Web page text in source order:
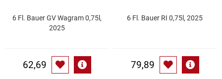
6 Fl. Bauer GV Wagram 0,75l,
2025
62,69
6 Fl. Bauer RI 0,75l, 2025
79,89